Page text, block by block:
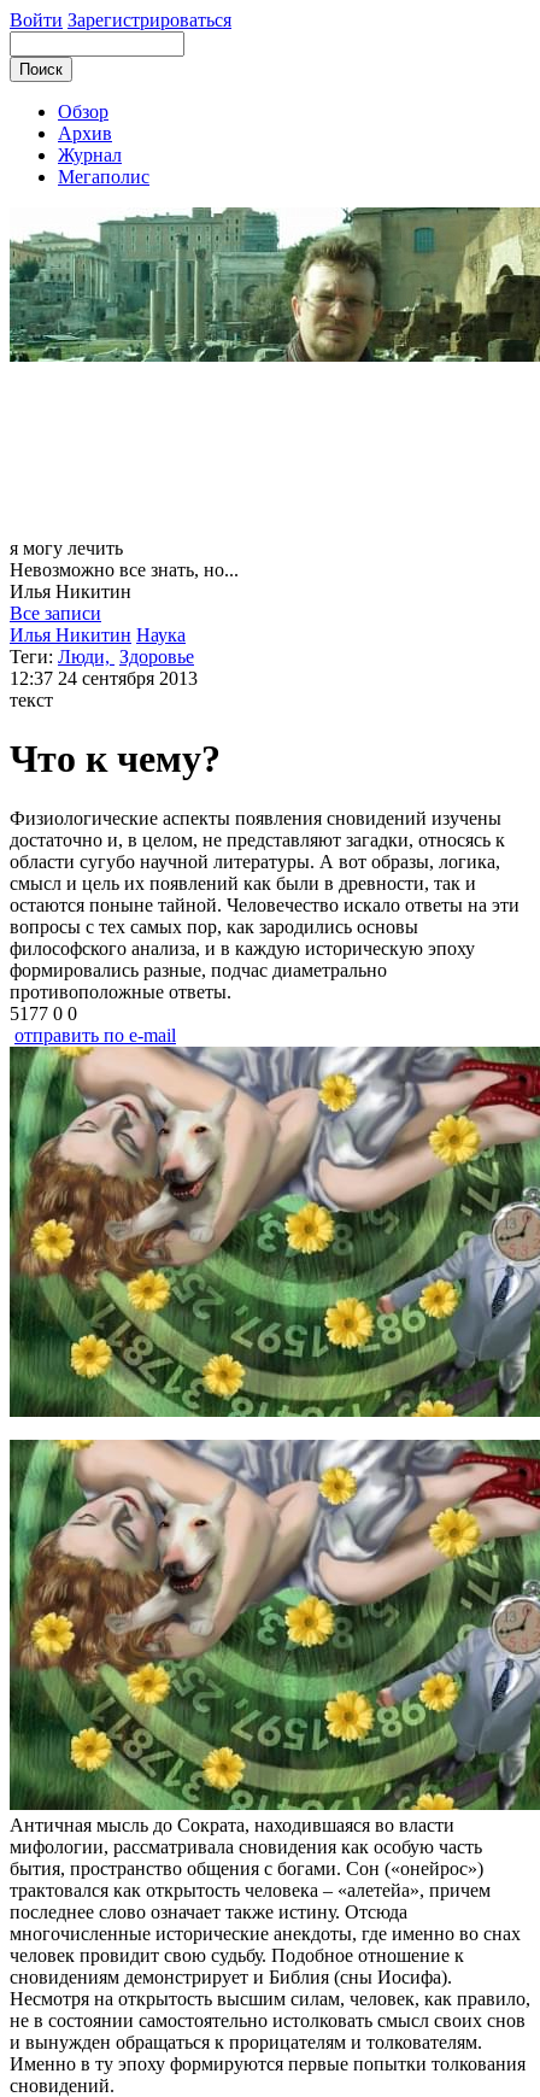
Войти Зарегистрироваться
Обзор
Архив
Журнал
Мегаполис
я могу лечить
Невозможно все знать, но...
Илья Никитин
Все записи
Илья Никитин Наука
Теги: Люди, Здоровье
12:37 24 сентября 2013
текст
Что к чему?
Физиологические аспекты появления сновидений изучены
достаточно и, в целом, не представляют загадки, относясь к
области сугубо научной литературы. А вот образы, логика,
смысл и цель их появлений как были в древности, так и
остаются поныне тайной. Человечество искало ответы на эти
вопросы с тех самых пор, как зародились основы
философского анализа, и в каждую историческую эпоху
формировались разные, подчас диаметрально
противоположные ответы.
5177 0 0
отправить по e-mail
Античная мысль до Сократа, находившаяся во власти
мифологии, рассматривала сновидения как особую часть
бытия, пространство общения с богами. Сон («онейрос»)
трактовался как открытость человека – «алетейа», причем
последнее слово означает также истину. Отсюда
многочисленные исторические анекдоты, где именно во снах
человек провидит свою судьбу. Подобное отношение к
сновидениям демонстрирует и Библия (сны Иосифа).
Несмотря на открытость высшим силам, человек, как правило,
не в состоянии самостоятельно истолковать смысл своих снов
и вынужден обращаться к прорицателям и толкователям.
Именно в ту эпоху формируются первые попытки толкования
сновидений.